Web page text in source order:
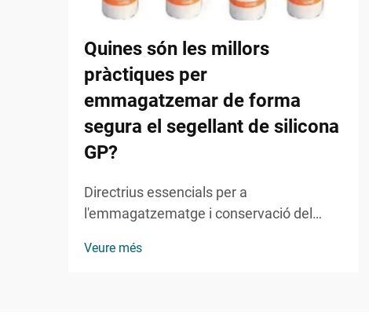
Quines són les millors
pràctiques per
emmagatzemar de forma
segura el segellant de silicona
GP?
Directrius essencials per a
l'emmagatzematge i conservació del
silicona GP s'ha convertit en un producte
Veure més